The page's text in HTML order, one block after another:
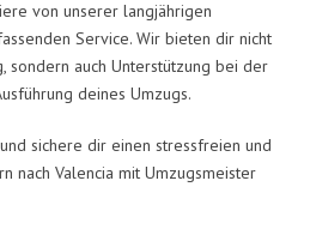
von unserer langjährigen
Service. Wir bieten dir nicht
sondern auch Unterstützung bei der
deines Umzugs.
sichere dir einen stressfreien und
nach Valencia mit Umzugsmeister